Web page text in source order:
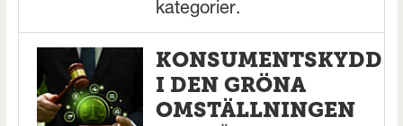
kategorier.
KONSUMENTSKYDD
I DEN GRÖNA
OMSTÄLLNINGEN